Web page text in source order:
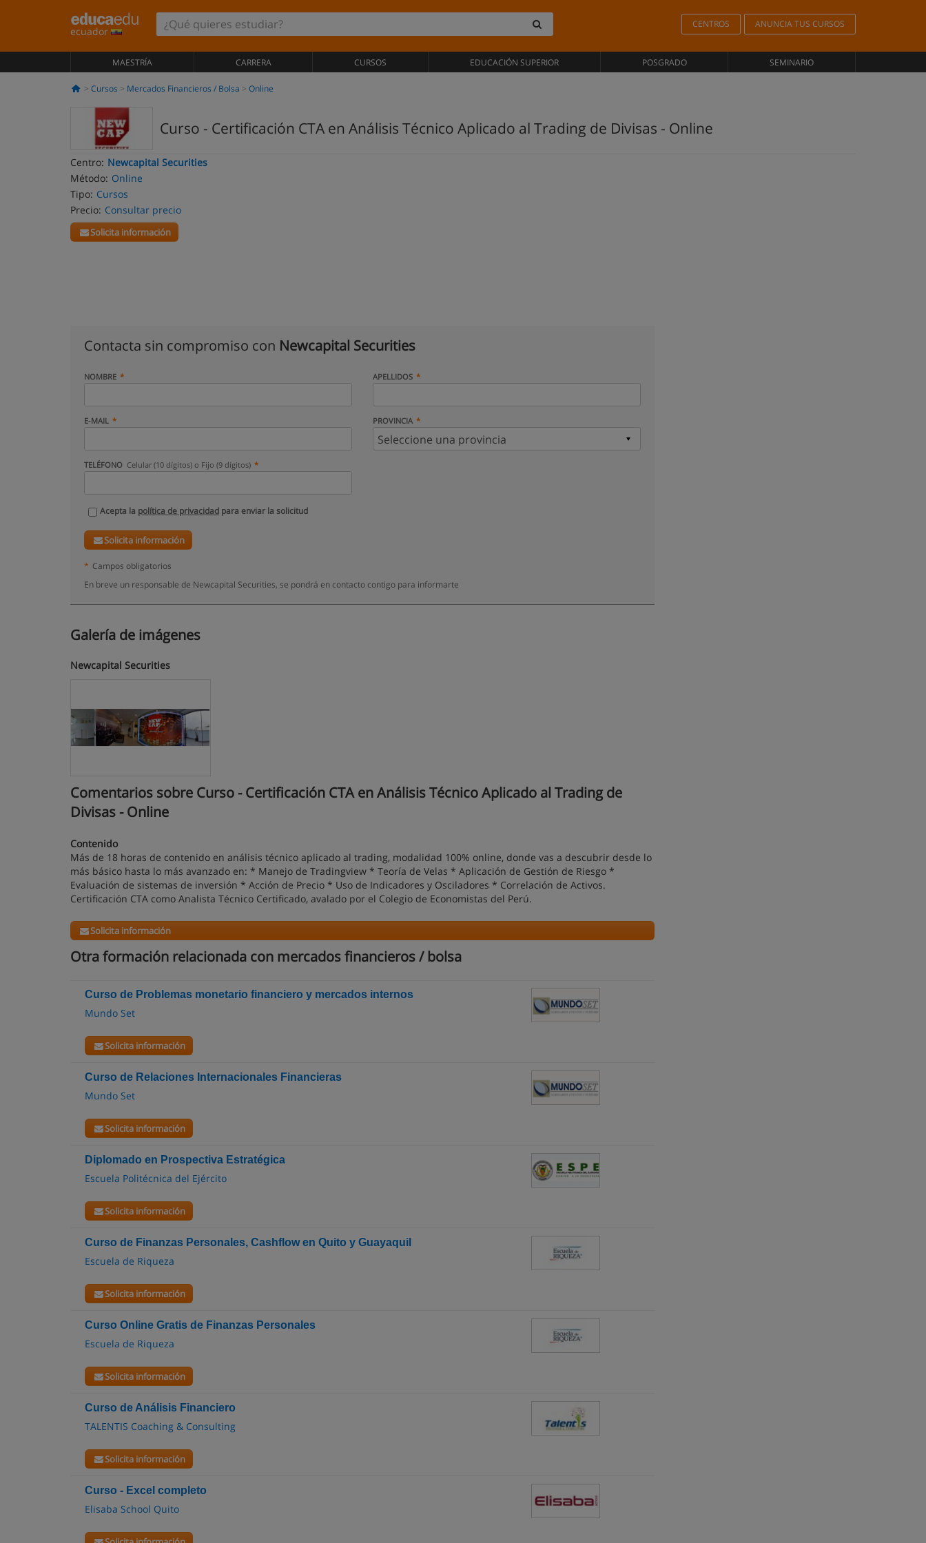
ecuador
CENTROS ANUNCIA TUS CURSOS
MAESTRÍA CARRERA CURSOS EDUCACIÓN SUPERIOR POSGRADO SEMINARIO
Cursos Mercados Financieros / Bolsa Online
Curso - Certificación CTA en Análisis Técnico Aplicado al Trading de Divisas - Online
Centro: Newcapital Securities
Método: Online
Tipo: Cursos
Precio: Consultar precio
Solicita información
Contacta sin compromiso con Newcapital Securities
NOMBRE APELLIDOS
E-MAIL PROVINCIA
TELÉFONO Celular (10 dígitos) o Fijo (9 dígitos)
Acepta la política de privacidad para enviar la solicitud
Solicita información
* Campos obligatorios
En breve un responsable de Newcapital Securities, se pondrá en contacto contigo para informarte
Galería de imágenes
Newcapital Securities
Comentarios sobre Curso - Certificación CTA en Análisis Técnico Aplicado al Trading de
Divisas - Online
Contenido
Más de 18 horas de contenido en análisis técnico aplicado al trading, modalidad 100% online, donde vas a descubrir desde lo
más básico hasta lo más avanzado en: * Manejo de Tradingview * Teoría de Velas * Aplicación de Gestión de Riesgo *
Evaluación de sistemas de inversión * Acción de Precio * Uso de Indicadores y Osciladores * Correlación de Activos.
Certificación CTA como Analista Técnico Certificado, avalado por el Colegio de Economistas del Perú.
Solicita información
Otra formación relacionada con mercados financieros / bolsa
Curso de Problemas monetario financiero y mercados internos
Mundo Set
Solicita información
Curso de Relaciones Internacionales Financieras
Mundo Set
Solicita información
Diplomado en Prospectiva Estratégica
Escuela Politécnica del Ejército
Solicita información
Curso de Finanzas Personales, Cashflow en Quito y Guayaquil
Escuela de Riqueza
Solicita información
Curso Online Gratis de Finanzas Personales
Escuela de Riqueza
Solicita información
Curso de Análisis Financiero
TALENTIS Coaching & Consulting
Solicita información
Curso - Excel completo
Elisaba School Quito